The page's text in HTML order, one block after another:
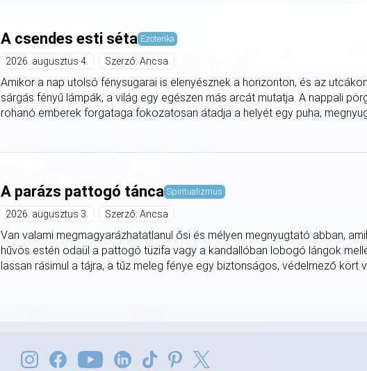
A csendes esti séta Ezoterika
2026. augusztus 4. Szerző: Ancsa
Amikor a nap utolsó fénysugarai is elenyésznek a horizonton, és az
sárgás fényű lámpák, a világ egy egészen más arcát mutatja. A nappali
rohanó emberek forgataga fokozatosan átadja a helyét egy puha,
A parázs pattogó tánca Spiritualizmus
2026. augusztus 3. Szerző: Ancsa
Van valami megmagyarázhatatlanul ősi és mélyen megnyugtató abban,
hűvös estén odaül a pattogó tüzifa vagy a kandallóban lobogó lángok
lassan rásimul a tájra, a tűz meleg fénye egy biztonságos, védelmező kört